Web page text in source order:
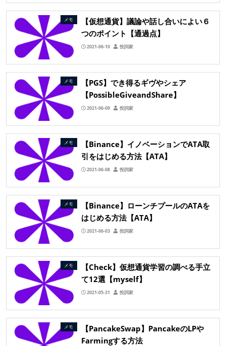
メモ
【仮想通貨】議論や話し合いによい６
つのポイント【通過点】
2021-06-10 投詞家
メモ
【PGS】でき得るギヴやシェア
【PossibleGiveandShare】
2021-06-09 投詞家
メモ
【Binance】イノベーションでATA取
引をはじめる方法【ATA】
2021-06-08 投詞家
メモ
【Binance】ローンチプールのATAを
はじめる方法【ATA】
2021-06-03 投詞家
メモ
【Check】仮想通貨学習の調べる手立
て12選【myself】
2021-05-31 投詞家
メモ
【PancakeSwap】PancakeのLPや
Farmingする方法